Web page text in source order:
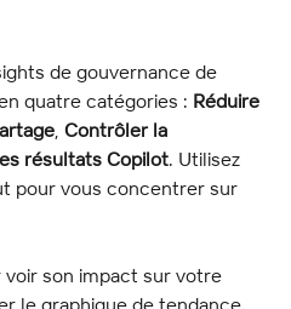
de gouvernance de
quatre catégories : Réduire
, Contrôler la
résultats Copilot. Utilisez
pour vous concentrer sur
son impact sur votre